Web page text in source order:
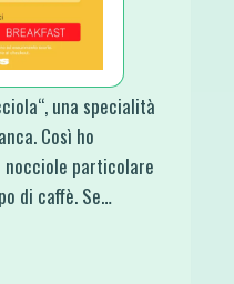
con questi
Senza
questi giorni
una specialità
Così ho
particolare
di caffè. Se…